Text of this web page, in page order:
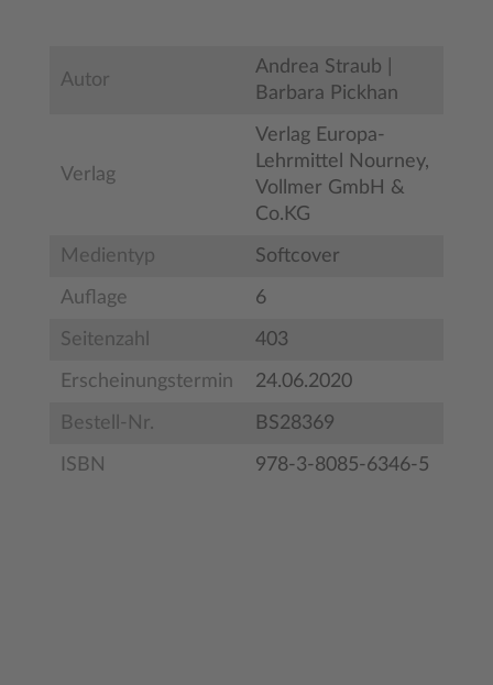
Autor
Andrea Straub |
Barbara Pickhan
Verlag
Verlag Europa-
Lehrmittel Nourney,
Vollmer GmbH &
Co.KG
Medientyp Softcover
Auflage 6
Seitenzahl 403
Erscheinungstermin 24.06.2020
Bestell-Nr. BS28369
ISBN 978-3-8085-6346-5